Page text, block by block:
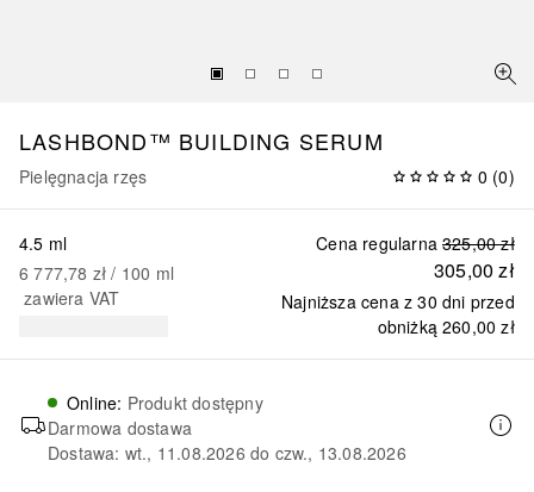
LASHBOND™ BUILDING SERUM
Pielęgnacja rzęs 0 (0)
Cena regularna 325,00 zł
305,00 zł
Najniższa cena z 30 dni przed
obniżką 260,00 zł
4.5 ml
6 777,78 zł / 100 ml
zawiera VAT
Online: Produkt dostępny
Darmowa dostawa
Dostawa: wt., 11.08.2026 do czw., 13.08.2026